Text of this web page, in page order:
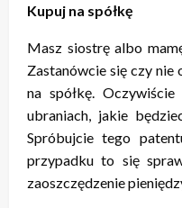
Kupuj na spółkę
Masz siostrę albo
Zastanówcie się czy nie
na spółkę.
ubraniach, jakie
Spróbujcie tego
przypadku to się
zaoszczędzenie